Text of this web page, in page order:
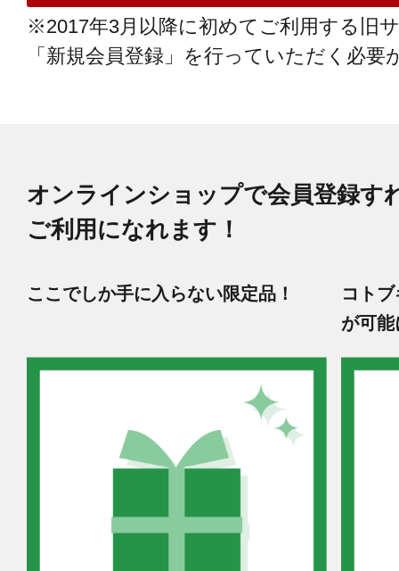
※2017年3月以降に初めてご利用する旧
「新規会員登録」を行っていただく必要
オンラインショップで会員登録す
ご利用になれます！
ここでしか手に入らない限定品！
コト
が可能